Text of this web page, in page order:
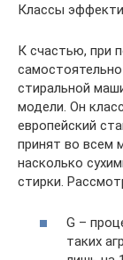
Классы
К счастью, при
стиральной
модели. Он
европейский
принят во всем
насколько
стирки.
G –
таких